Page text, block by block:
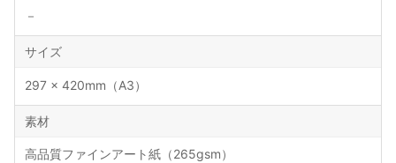
－
サイズ
297 × 420mm（A3）
素材
高品質ファインアート紙（265gsm）